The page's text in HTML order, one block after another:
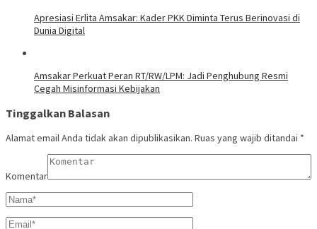
Apresiasi Erlita Amsakar: Kader PKK Diminta Terus Berinovasi di
Dunia Digital
Amsakar Perkuat Peran RT/RW/LPM: Jadi Penghubung Resmi
Cegah Misinformasi Kebijakan
Tinggalkan Balasan
Alamat email Anda tidak akan dipublikasikan. Ruas yang wajib ditandai *
Komentar